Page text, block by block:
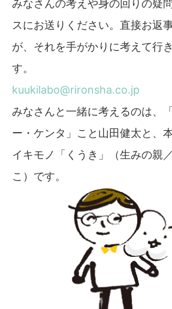
みなさんの考えや身の回りの疑
スにお送りください。直接お返
が、それを手がかりに考えて行
す。
kuukilabo@rironsha.co.jp
みなさんと一緒に考えるのは、
ー・ケンタ」こと山田健太と、
イキモノ「くうき」（生みの親
こ）です。